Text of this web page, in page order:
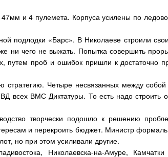
и 4 пулемета. Корпуса усилены по
подлодки «Барс». В Николаеве строили
ни чего не выжать. Попытка совершить
проб и ошибок пришли к достаточно
Четыре несвязанных между
всех ВМС Диктатуры. То есть надо строить
творчески подошло к решению
и перекроить бюджет. Министр
но при этом усиливали другие.
Николаевска-на-Амуре,